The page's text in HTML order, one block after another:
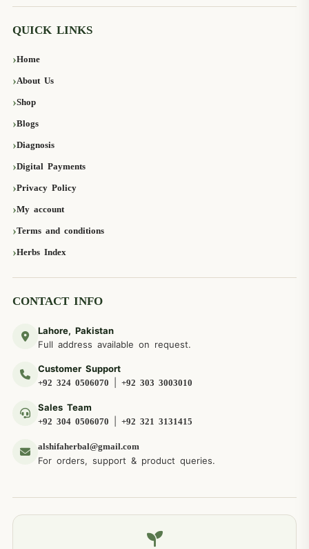
QUICK LINKS
Home
About Us
Shop
Blogs
Diagnosis
Digital Payments
Privacy Policy
My account
Terms and conditions
Herbs Index
CONTACT INFO
Lahore, Pakistan
Full address available on request.
Customer Support
+92 324 0506070 +92 303 3003010
Sales Team
+92 304 0506070 +92 321 3131415
alshifaherbal@gmail.com
For orders, support & product queries.